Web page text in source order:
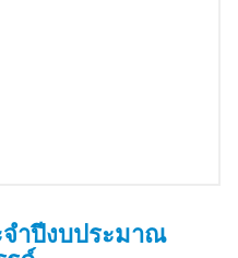
ำปีงบประมาณ